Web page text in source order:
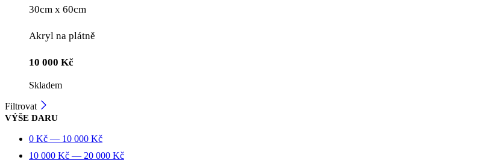
30cm x 60cm
Akryl na plátně
10 000 Kč
Skladem
Filtrovat
VÝŠE DARU
0 Kč — 10 000 Kč
10 000 Kč — 20 000 Kč